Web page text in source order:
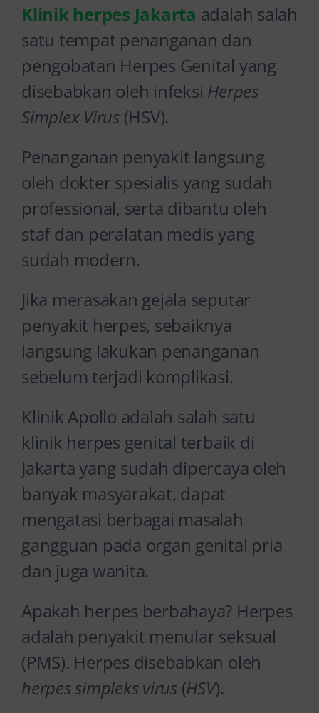
Klinik herpes Jakarta adalah salah
satu tempat penanganan dan
pengobatan Herpes Genital yang
disebabkan oleh infeksi Herpes
Simplex Virus (HSV).
Penanganan penyakit langsung
oleh dokter spesialis yang sudah
professional, serta dibantu oleh
staf dan peralatan medis yang
sudah modern.
Jika merasakan gejala seputar
penyakit herpes, sebaiknya
langsung lakukan penanganan
sebelum terjadi komplikasi.
Klinik Apollo adalah salah satu
klinik herpes genital terbaik di
Jakarta yang sudah dipercaya oleh
banyak masyarakat, dapat
mengatasi berbagai masalah
gangguan pada organ genital pria
dan juga wanita.
Apakah herpes berbahaya? Herpes
adalah penyakit menular seksual
(PMS). Herpes disebabkan oleh
herpes simpleks virus(HSV).